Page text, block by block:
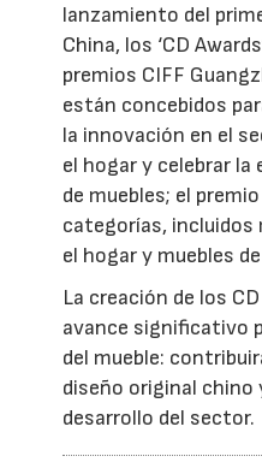
lanzamiento del
China, los ‘CD
premios CIFF
están concebidos
la innovación en el
el hogar y celebrar la
de muebles; el
categorías, incluidos
el hogar y muebles
La creación de los
avance significativo
del mueble:
diseño original chino
desarrollo del sector.